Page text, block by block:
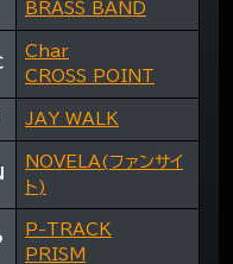
BRASS BAND
Char
CROSS POINT
JAY WALK
NOVELA(ファンサイ
ト)
P-TRACK
PRISM